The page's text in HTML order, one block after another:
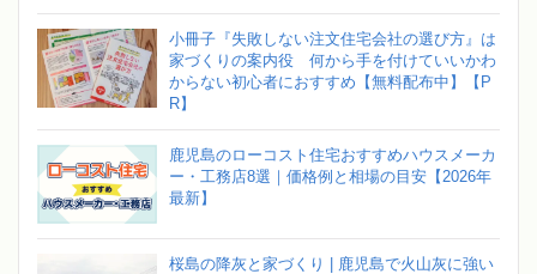
小冊子『失敗しない注文住宅会社の選び方』は
家づくりの案内役 何から手を付けていいかわ
からない初心者におすすめ【無料配布中】【P
R】
鹿児島のローコスト住宅おすすめハウスメーカ
ー・工務店8選｜価格例と相場の目安【2026年
最新】
桜島の降灰と家づくり | 鹿児島で火山灰に強い